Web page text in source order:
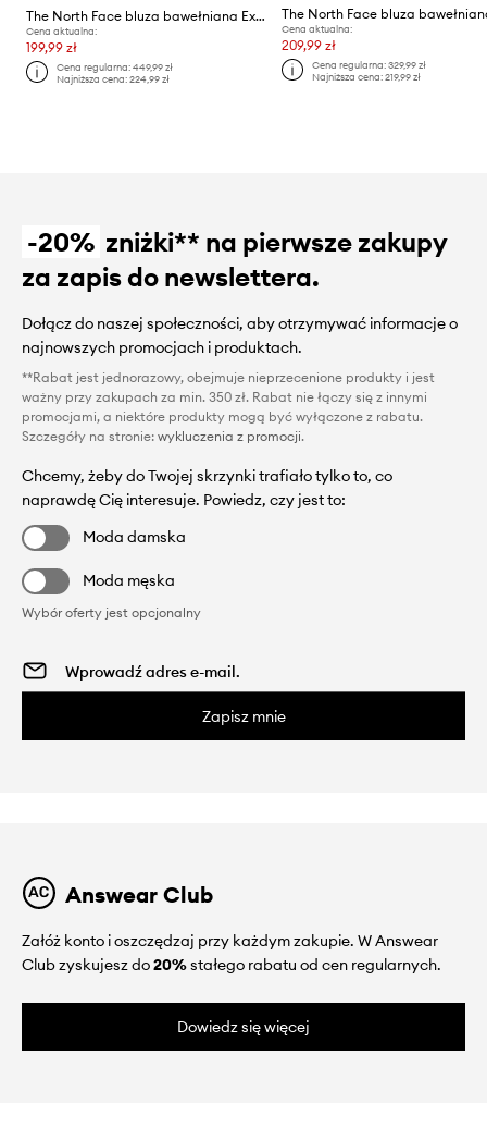
The North Face bluza bawełniana Expedition System
Cena aktualna:
199,99 zł
Cena regularna:449,99 zł
Najniższa cena:224,99 zł
Cena aktualna:
209,99 zł
Cena regularna: 329,99 zł
Najniższa cena: 219,99 zł
-20% zniżki** na pierwsze zakupy
za zapis do newslettera.
Dołącz do naszej społeczności, aby otrzymywać informacje o
najnowszych promocjach i produktach.
**Rabat jest jednorazowy, obejmuje nieprzecenione produkty i jest
ważny przy zakupach za min. 350 zł. Rabat nie łączy się z innymi
promocjami, a niektóre produkty mogą być wyłączone z rabatu.
Szczegóły na stronie: wykluczenia z promocji.
Chcemy, żeby do Twojej skrzynki trafiało tylko to, co
naprawdę Cię interesuje. Powiedz, czy jest to:
Moda damska
Moda męska
Wybór oferty jest opcjonalny
Zapisz mnie
Answear Club
Załóż konto i oszczędzaj przy każdym zakupie. W Answear
Club zyskujesz do20%stałego rabatu od cen regularnych.
Dowiedz się więcej